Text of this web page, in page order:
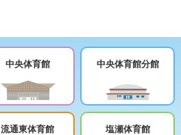
中央体育館 中央体育館分館
流通東体育館 塩瀬体育館